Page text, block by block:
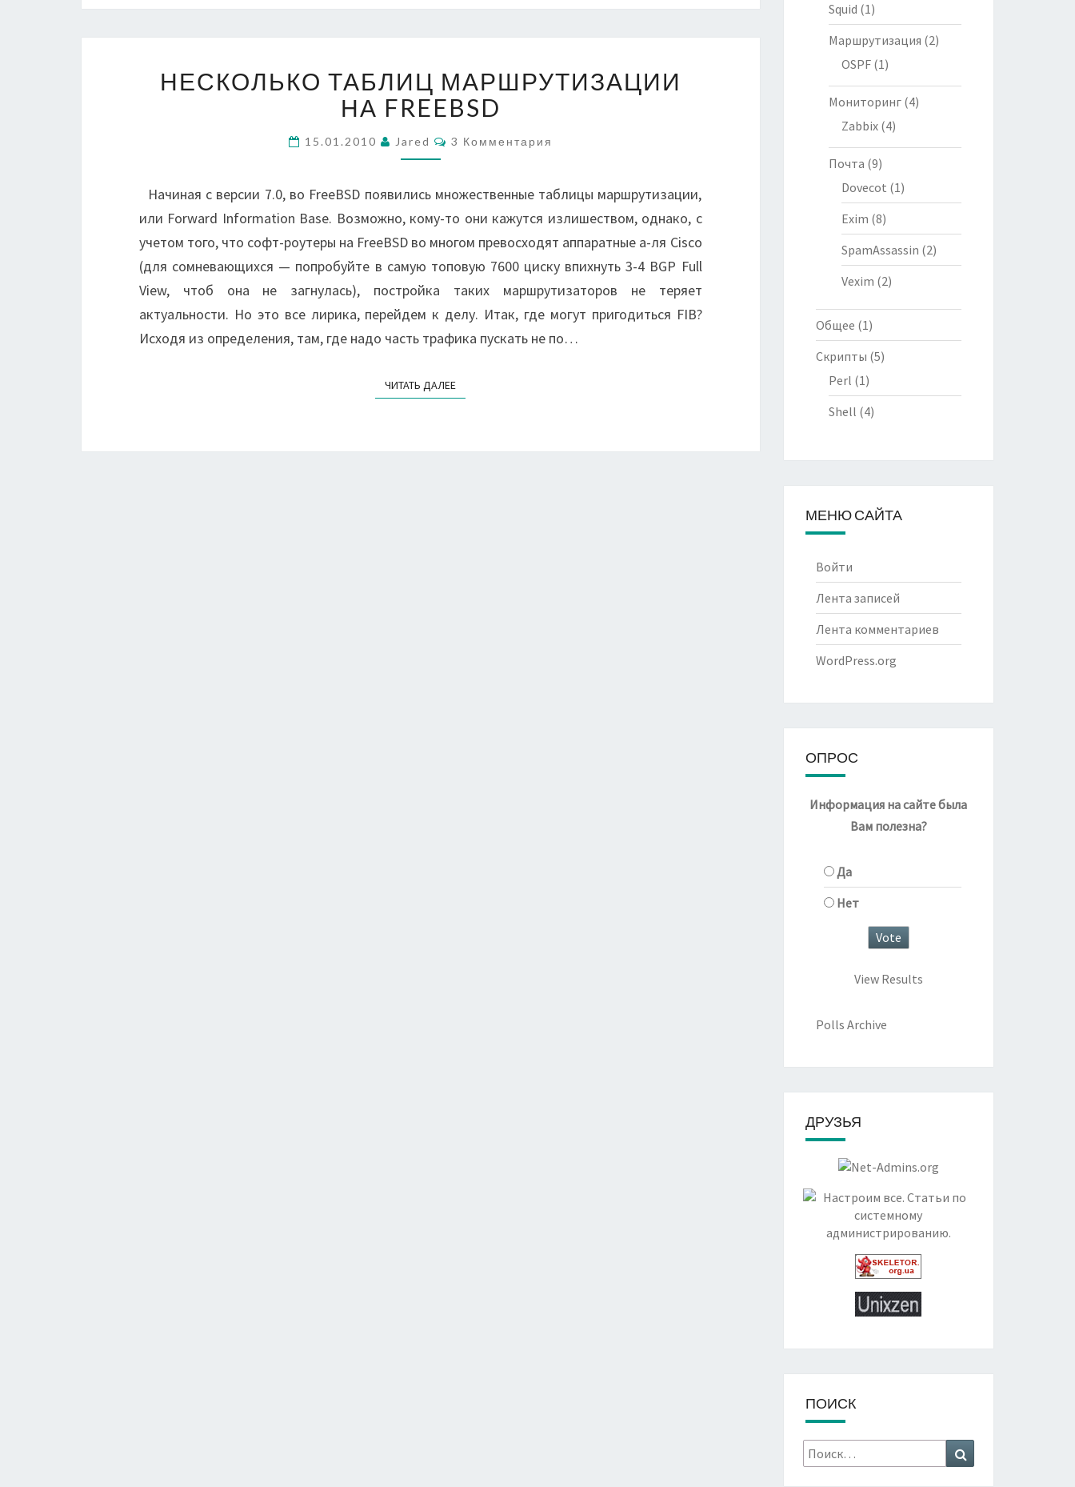
ТАБЛИЦ
МАРШРУТИЗАЦИИ
НА
FREEBSD
НЕСКОЛЬКО ТАБЛИЦ МАРШРУТИЗАЦИИ
НА FREEBSD
15.01.2010 Jared Комментарии
3 Комментария
Начиная с версии 7.0, во FreeBSD появились множественные таблицы маршрутизации,
или Forward Information Base. Возможно, кому-то они кажутся излишеством, однако, с
учетом того, что софт-роутеры на FreeBSD во многом превосходят аппаратные а-ля Cisco
(для сомневающихся — попробуйте в самую топовую 7600 циску впихнуть 3-4 BGP Full
View, чтоб она не загнулась), постройка таких маршрутизаторов не теряет
актуальности. Но это все лирика, перейдем к делу. Итак, где могут пригодиться FIB?
Исходя из определения, там, где надо часть трафика пускать не по…
ЧИТАТЬ ДАЛЕЕЧИТАТЬ ДАЛЕЕ
Squid (1)
Маршрутизация (2)
OSPF(1)
Мониторинг(4)
Zabbix(4)
Почта (9)
Dovecot (1)
Exim (8)
SpamAssassin (2)
Vexim (2)
Общее (1)
Скрипты (5)
Perl (1)
Shell (4)
МЕНЮ САЙТА
Войти
Лента записей
Лента комментариев
WordPress.org
ОПРОС
Информация на сайте была
Вам полезна?
Да
Нет
View Results
Polls Archive
ДРУЗЬЯ
ПОИСК
Искать: